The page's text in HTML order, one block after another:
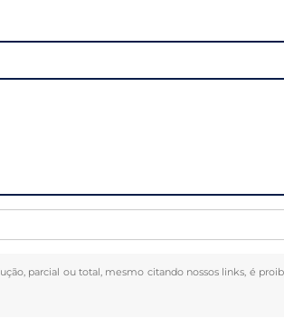
parcial ou total, mesmo citando nossos links, é